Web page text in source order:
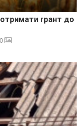
грант до